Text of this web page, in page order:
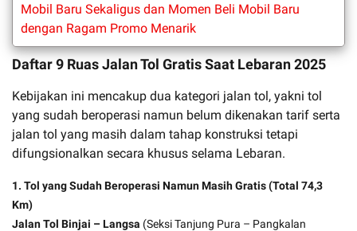
Mobil Baru Sekaligus dan Momen Beli Mobil Baru
dengan Ragam Promo Menarik
Daftar 9 Ruas Jalan Tol Gratis Saat Lebaran 2025
Kebijakan ini mencakup dua kategori jalan tol, yakni tol
yang sudah beroperasi namun belum dikenakan tarif serta
jalan tol yang masih dalam tahap konstruksi tetapi
difungsionalkan secara khusus selama Lebaran.
1. Tol yang Sudah Beroperasi Namun Masih Gratis (Total 74,3
Km)
Jalan Tol Binjai – Langsa (Seksi Tanjung Pura – Pangkalan